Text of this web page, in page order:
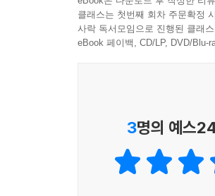
example 1
Mom : Wow! What a pretty
Child : It's for you.
수풀 속을 바스락거리며 지
첨벙첨벙 물을 건널땐 -
질펑질펑 진흙을 걸을땐 -
바스락거리며 숲속을 걸을땐
클래스는 첫번째 회차 주문확정
사락 독서모임으로 진행된 클래
eBook 페이백, CD/LP, DVD/
3명의 예스